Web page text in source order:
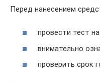
Перед нанесением
провести тест
внимательно
проверить срок